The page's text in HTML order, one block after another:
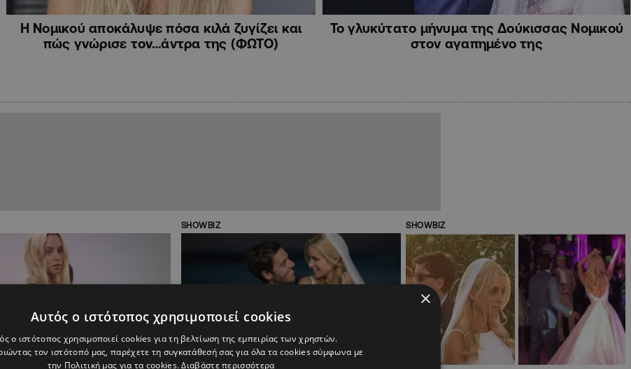
Η Νομικού αποκάλυψε πόσα κιλά ζυγίζει και
πώς γνώρισε τον…άντρα της (ΦΩΤΟ)
Το γλυκύτατο μήνυμα της Δούκισσας Νομικού
στον αγαπημένο της
SHOWBIZ SHOWBIZ
×
Αυτός ο ιστότοπος χρησιμοποιεί cookies
ο ιστότοπος χρησιμοποιεί cookies για τη βελτίωση της εμπειρίας των χρηστών.
τον ιστότοπό μας, παρέχετε τη συγκατάθεσή σας για όλα τα cookies σύμφωνα με
την Πολιτική μας για τα cookies.Διαβάστε περισσότερα